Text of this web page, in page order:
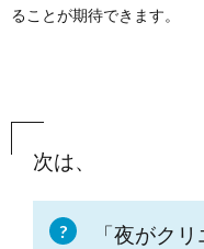
ることが期待できます。
次は、
「夜がク